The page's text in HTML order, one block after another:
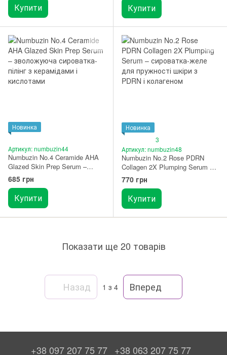
Купити Купити
Новинка
Артикул: numbuzin44
Numbuzin No.4 Ceramide AHA
Glazed Skin Prep Serum –
зволожуюча сироватка-пілінг
з керамідами і кислотами 30
мл
685 грн
Купити
Новинка
3
Артикул: numbuzin48
Numbuzin No.2 Rose PDRN
Collagen 2X Plumping Serum –
сироватка-желе для
пружності шкіри з PDRN і
колагеном 30 мл
770 грн
Купити
Показати ще 20 товарів
Назад 1 з 4 Вперед
+38 097 207 75 77 +38 063 207 75 77